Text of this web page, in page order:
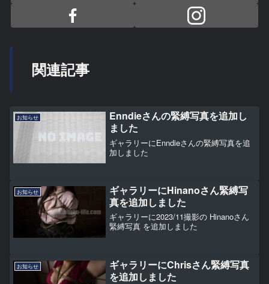
関連記事
お知らせ
Enndieさんの緊縛写真を追加し
ました
ギャラリーにEnndieさんの緊縛写真を追
加しました
お知らせ
ギャラリーにHinanoさん緊縛写
真を追加しました
ギャラリーに2023/11撮影の Hinanoさん
緊縛写真 を追加しました
お知らせ
ギャラリーにChrisさん緊縛写真
を追加しました